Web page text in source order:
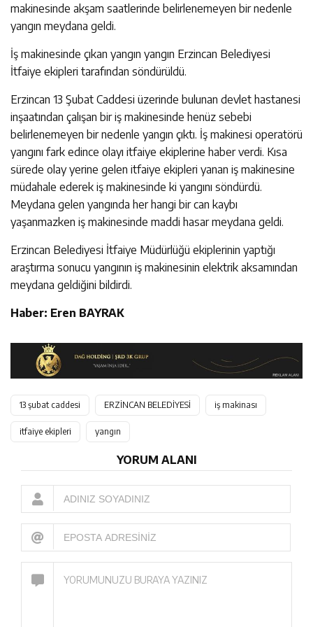
makinesinde akşam saatlerinde belirlenemeyen bir nedenle
yangın meydana geldi.
İş makinesinde çıkan yangın yangın Erzincan Belediyesi
İtfaiye ekipleri tarafından söndürüldü.
Erzincan 13 Şubat Caddesi üzerinde bulunan devlet hastanesi
inşaatından çalışan bir iş makinesinde henüz sebebi
belirlenemeyen bir nedenle yangın çıktı. İş makinesi operatörü
yangını fark edince olayı itfaiye ekiplerine haber verdi. Kısa
sürede olay yerine gelen itfaiye ekipleri yanan iş makinesine
müdahale ederek iş makinesinde ki yangını söndürdü.
Meydana gelen yangında her hangi bir can kaybı
yaşanmazken iş makinesinde maddi hasar meydana geldi.
Erzincan Belediyesi İtfaiye Müdürlüğü ekiplerinin yaptığı
araştırma sonucu yangının iş makinesinin elektrik aksamından
meydana geldiğini bildirdi.
Haber: Eren BAYRAK
13 şubat caddesi ERZİNCAN BELEDİYESİ iş makinası
itfaiye ekipleri yangın
YORUM ALANI